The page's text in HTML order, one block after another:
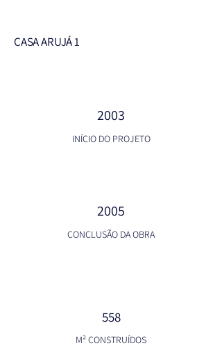
CASA ARUJÁ 1
2003
INÍCIO DO PROJETO
2005
CONCLUSÃO DA OBRA
558
M² CONSTRUÍDOS